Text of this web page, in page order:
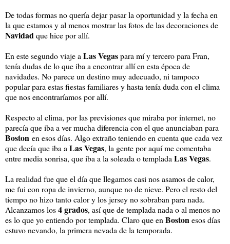
De todas formas no quería dejar pasar la oportunidad y la fecha en
la que estamos y al menos mostrar las fotos de las decoraciones de
Navidadque hice por allí.
En este segundo viaje a Las Vegaspara mí y tercero para Fran,
tenía dudas de lo que iba a encontrar allí en esta época de
navidades. No parece un destino muy adecuado, ni tampoco
popular para estas fiestas familiares y hasta tenía duda con el clima
que nos encontraríamos por allí.
Respecto al clima, por las previsiones que miraba por internet, no
parecía que iba a ver mucha diferencia con el que anunciaban para
Boston en esos días. Algo extraño teniendo en cuenta que cada vez
que decía que iba a Las Vegas, la gente por aquí me comentaba
entre media sonrisa, que iba a la soleada o templada Las Vegas.
La realidad fue que el día que llegamos casi nos asamos de calor,
me fui con ropa de invierno, aunque no de nieve. Pero el resto del
tiempo no hizo tanto calor y los jersey no sobraban para nada.
Alcanzamos los4 grados, así que de templada nada o al menos no
es lo que yo entiendo por templada. Claro que en Bostonesos días
estuvo nevando, la primera nevada de la temporada.